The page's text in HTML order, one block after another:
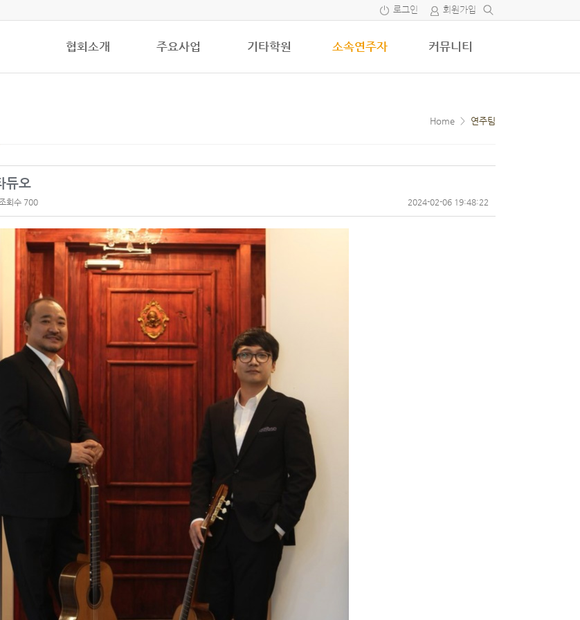
로그인 회원가입
협회소개 주요사업 기타학원 소속연주자 커뮤니티
Home > 연주팀
듀오
회수 700 2024-02-06 19:48:22